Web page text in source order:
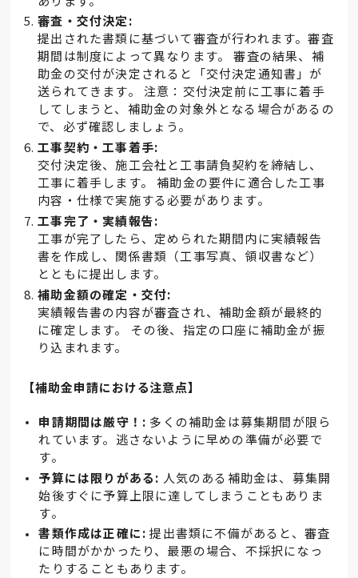
審査・交付決定:
提出された書類に基づいて審査が行われます。審査
期間は制度によって異なります。 審査の結果、補
助金の交付が決定されると「交付決定通知書」が
送られてきます。 注意：交付決定前に工事に着手
してしまうと、補助金の対象外となる場合があるの
で、必ず確認しましょう。
工事契約・工事着手:
交付決定後、施工会社と工事請負契約を締結し、
工事に着手します。 補助金の要件に適合した工事
内容・仕様で実施する必要があります。
工事完了・実績報告:
工事が完了したら、定められた期間内に実績報告
書を作成し、関係書類（工事写真、領収書など）
とともに提出します。
補助金額の確定・交付:
実績報告書の内容が審査され、補助金額が最終的
に確定します。 その後、指定の口座に補助金が振
り込まれます。
【補助金申請における注意点】
申請期間は厳守！: 多くの補助金は募集期間が限ら
れています。逃さないように早めの準備が必要で
す。
予算には限りがある: 人気のある補助金は、募集開
始後すぐに予算上限に達してしまうこともありま
す。
書類作成は正確に: 提出書類に不備があると、審査
に時間がかかったり、最悪の場合、不採択になっ
たりすることもあります。